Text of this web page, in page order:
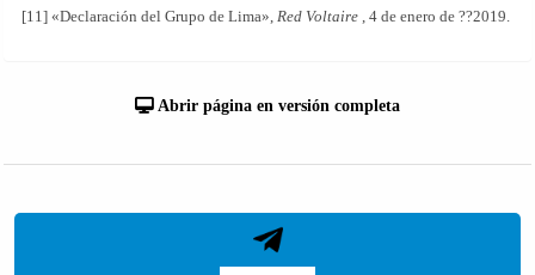
[11] «Declaración del Grupo de Lima», Red Voltaire , 4 de enero de ??2019.
Abrir página en versión completa